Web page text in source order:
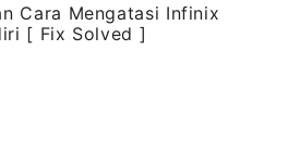
Cara Mengatasi Infinix
[ Fix Solved ]